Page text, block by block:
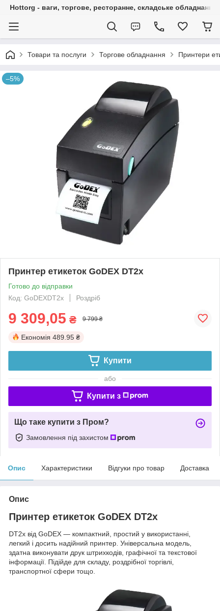
Hottorg - ваги, торгове, ресторанне, складське обладнання
Товари та послуги Торгове обладнання Принтери
–5%
Принтер етикеток GoDEX DT2x
Готово до відправки
Код: GoDEXDT2x
Роздріб
9 309,05 ₴ 9 799 ₴
Економія 489.95 ₴
Купити
або
Купити з
Що таке купити з Пром?
Замовлення під захистом
Опис Характеристики Відгуки про товар Доставка
Опис
Принтер етикеток GoDEX DT2x
DT2x від GoDEX — компактний, простий у використанні,
легкий і досить надійний принтер. Універсальна модель,
здатна виконувати друк штрихкодів, графічної та текстової
інформації. Підійде для складу, роздрібної торгівлі,
транспортної сфери тощо.